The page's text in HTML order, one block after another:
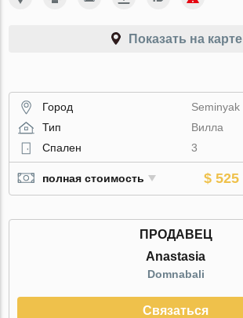
Показать на карте
Город
Seminyak
Тип
Вилла
Спален
3
полная стоимость $ 525
ПРОДАВЕЦ
Anastasia
Domnabali
Связаться